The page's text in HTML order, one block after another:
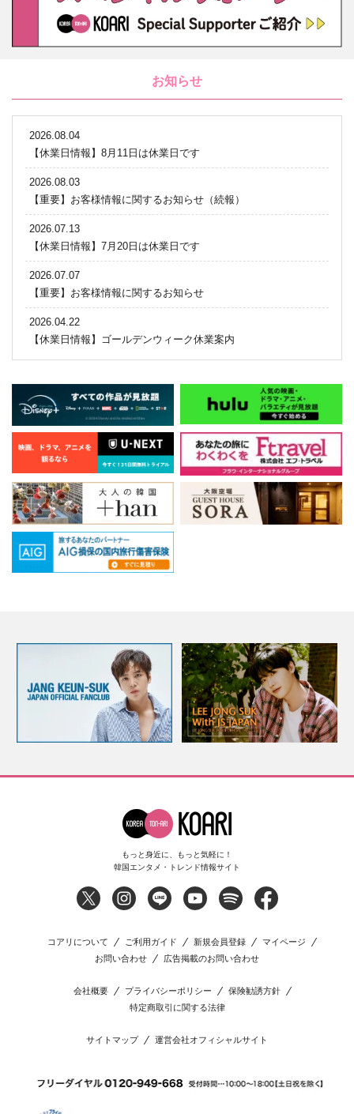
お知らせ
2026.08.04
【休業日情報】8月11日は休業日です
2026.08.03
【重要】お客様情報に関するお知らせ（続報）
2026.07.13
【休業日情報】7月20日は休業日です
2026.07.07
【重要】お客様情報に関するお知らせ
2026.04.22
【休業日情報】ゴールデンウィーク休業案内
もっと身近に、もっと気軽に！
韓国エンタメ・トレンド情報サイト
コアリについて ご利用ガイド 新規会員登録
マイページ
お問い合わせ
広告掲載のお問い合わせ
会社概要 プライバシーポリシー
保険勧誘方針
特定商取引に関する法律
サイトマップ 運営会社オフィシャルサイト